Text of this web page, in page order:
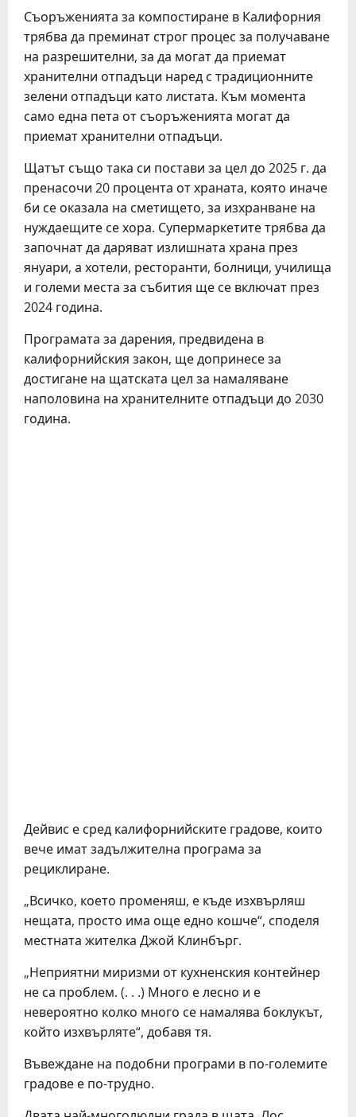
Съоръженията за компостиране в Калифорния
трябва да преминат строг процес за получаване
на разрешителни, за да могат да приемат
хранителни отпадъци наред с традиционните
зелени отпадъци като листата. Към момента
само една пета от съоръженията могат да
приемат хранителни отпадъци.
Щатът също така си постави за цел до 2025 г. да
пренасочи 20 процента от храната, която иначе
би се оказала на сметището, за изхранване на
нуждаещите се хора. Супермаркетите трябва да
започнат да даряват излишната храна през
януари, а хотели, ресторанти, болници, училища
и големи места за събития ще се включат през
2024 година.
Програмата за дарения, предвидена в
калифорнийския закон, ще допринесе за
достигане на щатската цел за намаляване
наполовина на хранителните отпадъци до 2030
година.
Дейвис е сред калифорнийските градове, които
вече имат задължителна програма за
рециклиране.
„Всичко, което променяш, е къде изхвърляш
нещата, просто има още едно кошче“, споделя
местната жителка Джой Клинбърг.
„Неприятни миризми от кухненския контейнер
не са проблем. (. . .) Много е лесно и е
невероятно колко много се намалява боклукът,
който изхвърляте“, добавя тя.
Въвеждане на подобни програми в по-големите
градове е по-трудно.